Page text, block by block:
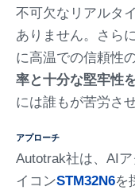
不可欠なリアルタ
ありません。さら
に高温での信頼性
率と十分な堅牢性
には誰もが苦労さ
アプローチ
Autotrak社は、AI
イコンSTM32N6を